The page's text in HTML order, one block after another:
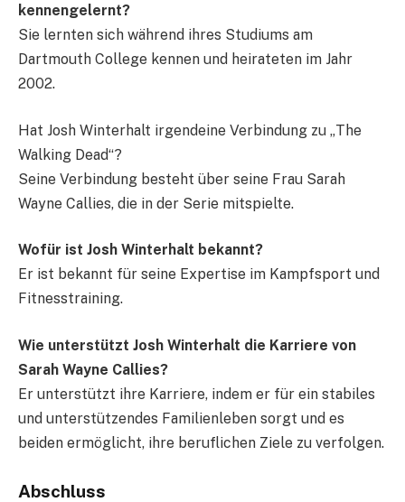
kennengelernt?
Sie lernten sich während ihres Studiums am
Dartmouth College kennen und heirateten im Jahr
2002.
Hat Josh Winterhalt irgendeine Verbindung zu „The
Walking Dead“?
Seine Verbindung besteht über seine Frau Sarah
Wayne Callies, die in der Serie mitspielte.
Wofür ist Josh Winterhalt bekannt?
Er ist bekannt für seine Expertise im Kampfsport und
Fitnesstraining.
Wie unterstützt Josh Winterhalt die Karriere von
Sarah Wayne Callies?
Er unterstützt ihre Karriere, indem er für ein stabiles
und unterstützendes Familienleben sorgt und es
beiden ermöglicht, ihre beruflichen Ziele zu verfolgen.
Abschluss